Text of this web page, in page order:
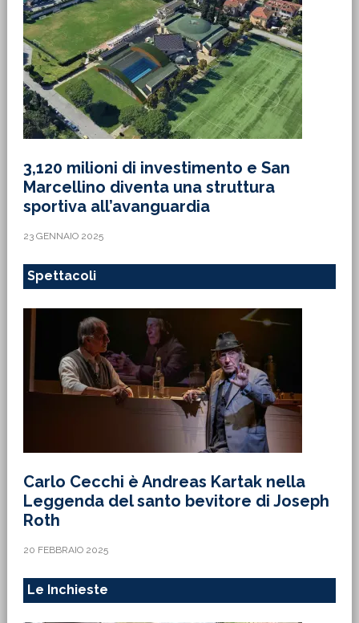
3,120 milioni di investimento e San
Marcellino diventa una struttura
sportiva all’avanguardia
23 GENNAIO 2025
Spettacoli
Carlo Cecchi è Andreas Kartak nella
Leggenda del santo bevitore di Joseph
Roth
20 FEBBRAIO 2025
Le Inchieste